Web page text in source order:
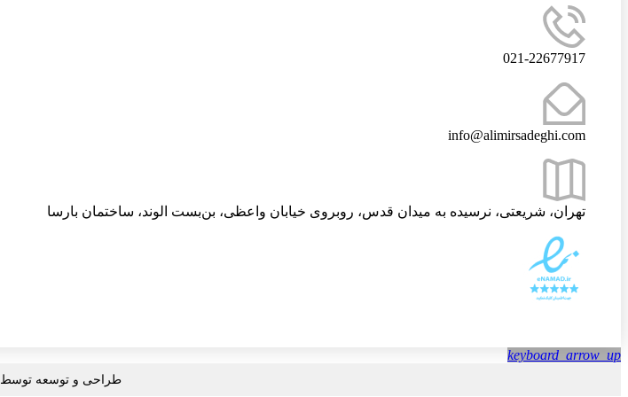
021-22677917
info@alimirsadeghi.com
تهران، شریعتی، نرسیده به میدان قدس، روبروی خیابان واعظی، بن‌بست الوند، ساختمان بارسا
keyboard_arrow_up
طراحی و توسعه توسط